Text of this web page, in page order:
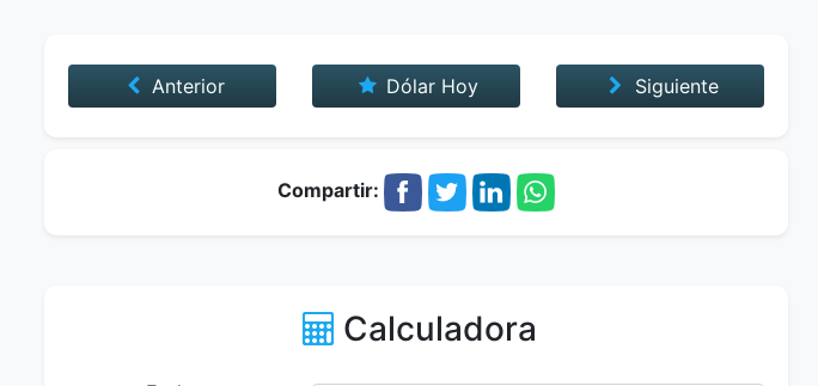
Anterior Dólar Hoy Siguiente
Compartir:
Calculadora